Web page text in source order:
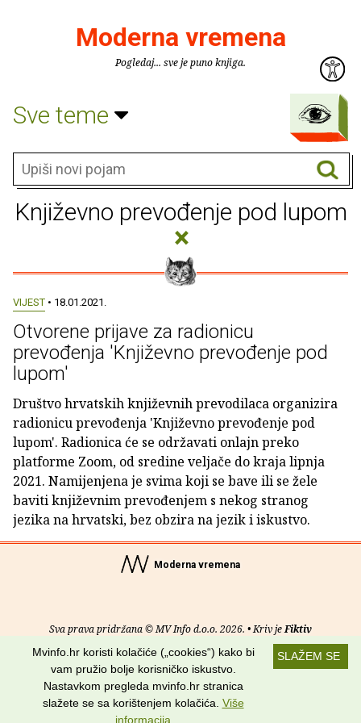
Moderna vremena
Pogledaj... sve je puno knjiga.
Sve teme
Književno prevođenje pod lupom
×
VIJEST • 18.01.2021.
Otvorene prijave za radionicu
prevođenja 'Književno prevođenje pod
lupom'
Društvo hrvatskih književnih prevodilaca organizira
radionicu prevođenja 'Književno prevođenje pod
lupom'. Radionica će se održavati onlajn preko
platforme Zoom, od sredine veljače do kraja lipnja
2021. Namijenjena je svima koji se bave ili se žele
baviti književnim prevođenjem s nekog stranog
jezika na hrvatski, bez obzira na jezik i iskustvo.
Moderna vremena
Sva prava pridržana © MV Info d.o.o. 2026. • Kriv jeFiktiv
Uvjeti korištenja RSS kanali
Potraži nas na:
SLAŽEM SE
Mvinfo.hr koristi kolačiće („cookies“) kako bi
vam pružio bolje korisničko iskustvo.
Nastavkom pregleda mvinfo.hr stranica
slažete se sa korištenjem kolačića. Više
informacija